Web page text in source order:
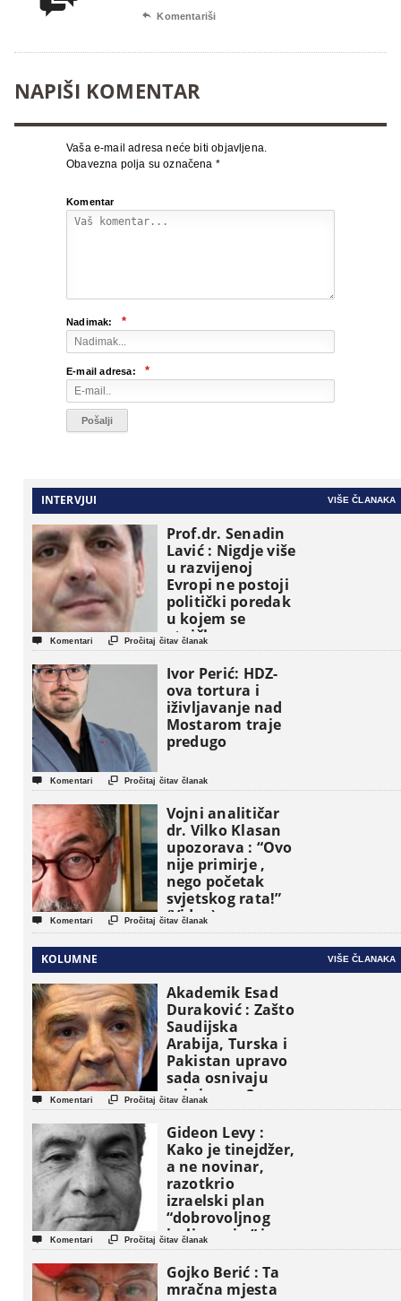
 Komentariši
NAPIŠI KOMENTAR
Vaša e-mail adresa neće biti objavljena.
Obavezna polja su označena *
Komentar
Nadimak: *
E-mail adresa: *
INTERVJUI VIŠE ČLANAKA
Prof.dr. Senadin
Lavić : Nigdje više
u razvijenoj
Evropi ne postoji
politički poredak
u kojem se
etničke grupe
pojavljuju kao
osnovne
političke jedinice
 Komentari  Pročitaj čitav članak
Ivor Perić: HDZ-
ova tortura i
iživljavanje nad
Mostarom traje
predugo
 Komentari  Pročitaj čitav članak
Vojni analitičar
dr. Vilko Klasan
upozorava : “Ovo
nije primirje ,
nego početak
svjetskog rata!”
(Video)
 Komentari  Pročitaj čitav članak
KOLUMNE VIŠE ČLANAKA
Akademik Esad
Duraković : Zašto
Saudijska
Arabija, Turska i
Pakistan upravo
sada osnivaju
vojni savez?
 Komentari  Pročitaj čitav članak
Gideon Levy :
Kako je tinejdžer,
a ne novinar,
razotkrio
izraelski plan
“dobrovoljnog
iseljavanja ” iz
Gaze
 Komentari  Pročitaj čitav članak
Gojko Berić : Ta
mračna mjesta